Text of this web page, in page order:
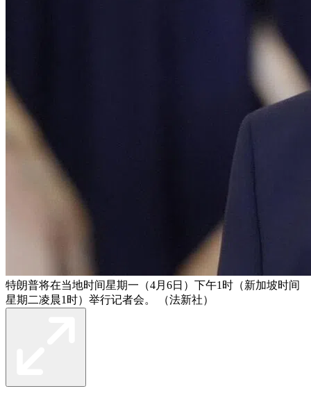
特朗普将在当地时间星期一（4月6日）下午1时（新加坡时间
星期二凌晨1时）举行记者会。 （法新社）